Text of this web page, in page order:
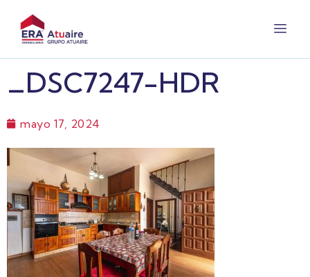
_DSC7247-HDR
mayo 17, 2024